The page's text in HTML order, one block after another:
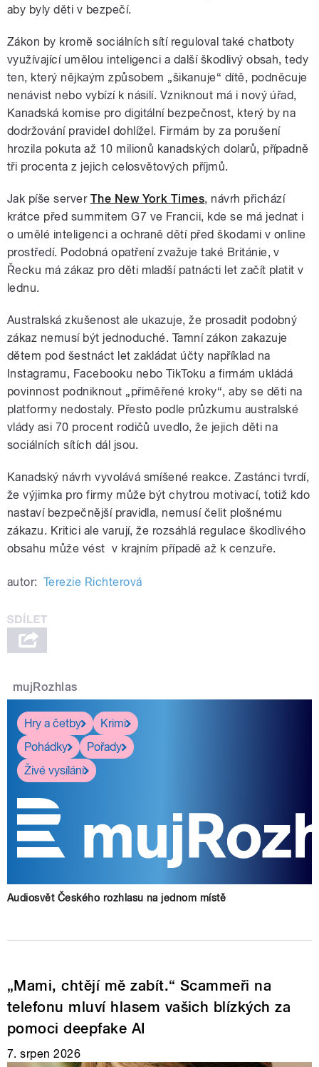
aby byly děti v bezpečí.
Zákon by kromě sociálních sítí reguloval také chatboty
využívající umělou inteligenci a další škodlivý obsah, tedy
ten, který nějkaým způsobem „šikanuje“ dítě, podněcuje
nenávist nebo vybízí k násilí. Vzniknout má i nový úřad,
Kanadská komise pro digitální bezpečnost, který by na
dodržování pravidel dohlížel. Firmám by za porušení
hrozila pokuta až 10 milionů kanadských dolarů, případně
tři procenta z jejich celosvětových příjmů.
Jak píše server The New York Times, návrh přichází
krátce před summitem G7 ve Francii, kde se má jednat i
o umělé inteligenci a ochraně dětí před škodami v online
prostředí. Podobná opatření zvažuje také Británie, v
Řecku má zákaz pro děti mladší patnácti let začít platit v
lednu.
Australská zkušenost ale ukazuje, že prosadit podobný
zákaz nemusí být jednoduché. Tamní zákon zakazuje
dětem pod šestnáct let zakládat účty například na
Instagramu, Facebooku nebo TikToku a firmám ukládá
povinnost podniknout „přiměřené kroky“, aby se děti na
platformy nedostaly. Přesto podle průzkumu australské
vlády asi 70 procent rodičů uvedlo, že jejich děti na
sociálních sítích dál jsou.
Kanadský návrh vyvolává smíšené reakce. Zastánci tvrdí,
že výjimka pro firmy může být chytrou motivací, totiž kdo
nastaví bezpečnější pravidla, nemusí čelit plošnému
zákazu. Kritici ale varují, že rozsáhlá regulace škodlivého
obsahu může vést v krajním případě až k cenzuře.
autor: Terezie Richterová
mujRozhlas
Hry a četby
Krimi
Pohádky
Pořady
Živé vysílání
Audiosvět Českého rozhlasu na jednom místě
„Mami, chtějí mě zabít.“ Scammeři na
telefonu mluví hlasem vašich blízkých za
pomoci deepfake AI
7. srpen 2026